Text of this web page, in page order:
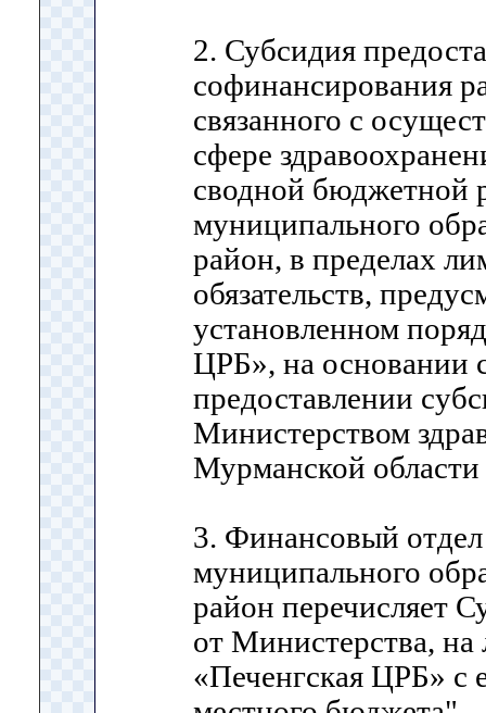
2. Субсидия
софинансирования
связанного с
сфере
сводной бюджетной
муниципального
район, в пределах
обязательств,
установленном
ЦРБ», на основании
предоставлении
Министерством
Мурманской
3. Финансовый
муниципального
район перечисляет
от Министерства,
«Печенгская ЦРБ» с